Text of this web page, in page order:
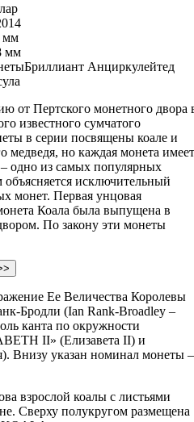
мм
мм
Бриллиант Анциркулейтед
от Пертского монетного двора
известного сумчатого
в серии посвящены коале и
медведя, но каждая монета имеет
одно из самых популярных
исключительный
монет. Первая унцовая
Коала была выпущена в
По закону эти монеты
Ее Величества Королевы
Бродли (Ian Rank-Broadley –
канта по окружности
II» (Елизавета II) и
Внизу указан номинал монеты –
взрослой коалы с листьями
Сверху полукругом размещена